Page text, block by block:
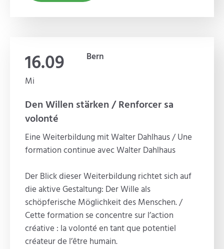
16.09
Mi
Bern
Den Willen stärken / Renforcer sa
volonté
Eine Weiterbildung mit Walter Dahlhaus / Une
formation continue avec Walter Dahlhaus
Der Blick dieser Weiterbildung richtet sich auf
die aktive Gestaltung: Der Wille als
schöpferische Möglichkeit des Menschen. /
Cette formation se concentre sur l’action
créative : la volonté en tant que potentiel
créateur de l’être humain.